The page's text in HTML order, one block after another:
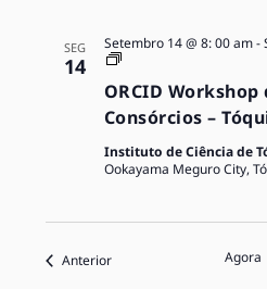
SEG
14
ORCID
Consórcios –
Setembro 14 @ 8: 00 am-
ORCID
Instituto de Ciência de
Ookayama Meguro City,
AnteriorEventos Agora